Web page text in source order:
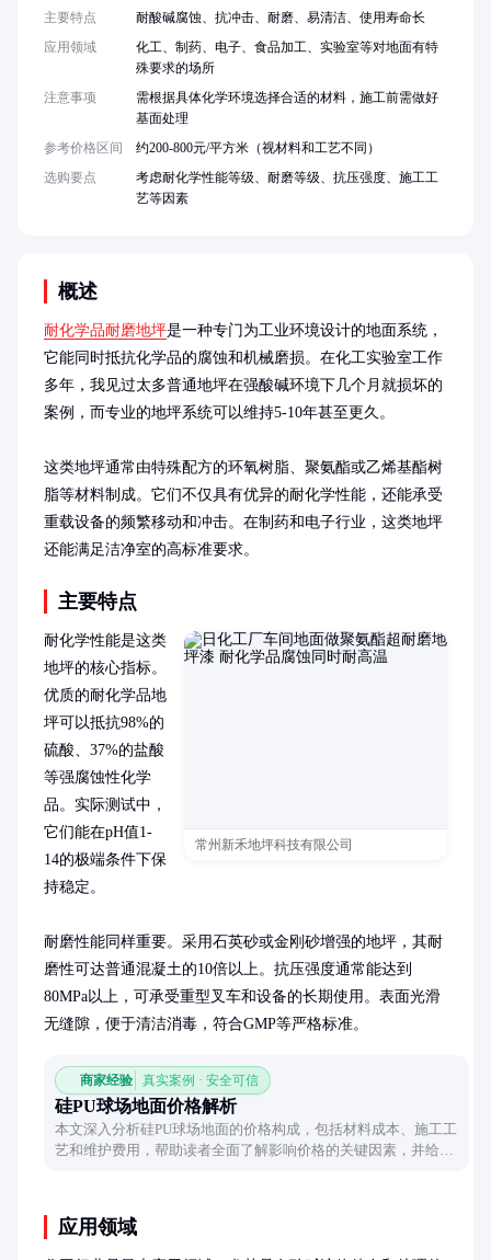
概述
耐化学品耐磨地坪是一种专门为工业环境设计的地面系统，
它能同时抵抗化学品的腐蚀和机械磨损。在化工实验室工作
多年，我见过太多普通地坪在强酸碱环境下几个月就损坏的
案例，而专业的地坪系统可以维持5-10年甚至更久。
这类地坪通常由特殊配方的环氧树脂、聚氨酯或乙烯基酯树
脂等材料制成。它们不仅具有优异的耐化学性能，还能承受
重载设备的频繁移动和冲击。在制药和电子行业，这类地坪
还能满足洁净室的高标准要求。
主要特点
常州新禾地坪科技有限公司
耐化学性能是这类
地坪的核心指标。
优质的耐化学品地
坪可以抵抗98%的
硫酸、37%的盐酸
等强腐蚀性化学
品。实际测试中，
它们能在pH值1-
14的极端条件下保
持稳定。
耐磨性能同样重要。采用石英砂或金刚砂增强的地坪，其耐
磨性可达普通混凝土的10倍以上。抗压强度通常能达到
80MPa以上，可承受重型叉车和设备的长期使用。表面光滑
无缝隙，便于清洁消毒，符合GMP等严格标准。
商家经验 真实案例 · 安全可信
硅PU球场地面价格解析
本文深入分析硅PU球场地面的价格构成，包括材料成本、施工工
艺和维护费用，帮助读者全面了解影响价格的关键因素，并给出
应用领域
主要特点
耐酸碱腐蚀、抗冲击、耐磨、易清洁、使用寿命长
应用领域
化工、制药、电子、食品加工、实验室等对地面有特
殊要求的场所
注意事项
需根据具体化学环境选择合适的材料，施工前需做好
基面处理
参考价格区间
约200-800元/平方米（视材料和工艺不同）
选购要点
考虑耐化学性能等级、耐磨等级、抗压强度、施工工
艺等因素